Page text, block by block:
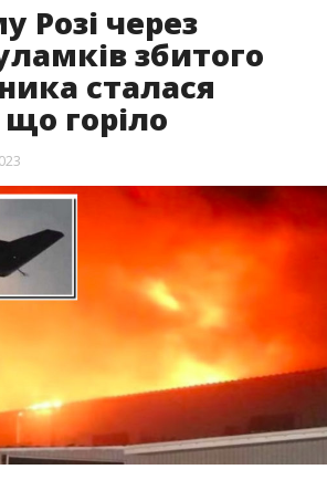
Розі через
збитого
сталася
горіло